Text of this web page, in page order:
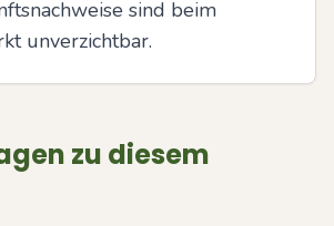
sind beim
unverzichtbar.
zu diesem